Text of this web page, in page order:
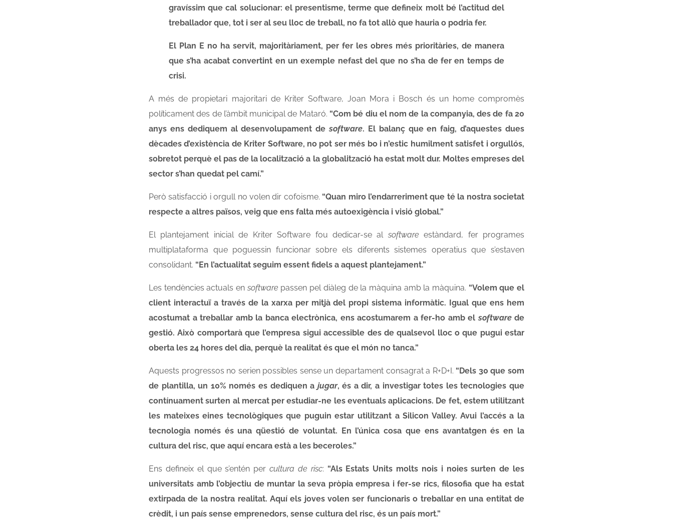
gravíssim que cal solucionar: el presentisme, terme que defineix molt bé l’actitud del
treballador que, tot i ser al seu lloc de treball, no fa tot allò que hauria o podria fer.
El Plan E no ha servit, majoritàriament, per fer les obres més prioritàries, de manera
que s’ha acabat convertint en un exemple nefast del que no s’ha de fer en temps de
crisi.
A més de propietari majoritari de Kriter Software, Joan Mora i Bosch és un home compromès
políticament des de l’àmbit municipal de Mataró. “Com bé diu el nom de la companyia, des de fa 20
anys ens dediquem al desenvolupament desoftware. El balanç que en faig, d’aquestes dues
dècades d’existència de Kriter Software, no pot ser més bo i n’estic humilment satisfet i orgullós,
sobretot perquè el pas de la localització a la globalització ha estat molt dur. Moltes empreses del
sector s’han quedat pel camí.”
Però satisfacció i orgull no volen dir cofoisme. “Quan miro l’endarreriment que té la nostra societat
respecte a altres països, veig que ens falta més autoexigència i visió global.”
El plantejament inicial de Kriter Software fou dedicar-se al software estàndard, fer programes
multiplataforma que poguessin funcionar sobre els diferents sistemes operatius que s’estaven
consolidant. “En l’actualitat seguim essent fidels a aquest plantejament.”
Les tendències actuals en software passen pel diàleg de la màquina amb la màquina. “Volem que el
client interactuï a través de la xarxa per mitjà del propi sistema informàtic. Igual que ens hem
acostumat a treballar amb la banca electrònica, ens acostumarem a fer-ho amb elsoftwarede
gestió. Això comportarà que l’empresa sigui accessible des de qualsevol lloc o que pugui estar
oberta les 24 hores del dia, perquè la realitat és que el món no tanca.”
Aquests progressos no serien possibles sense un departament consagrat a R+D+I. “Dels 30 que som
de plantilla, un 10% només es dediquen a jugar, és a dir, a investigar totes les tecnologies que
contínuament surten al mercat per estudiar-ne les eventuals aplicacions. De fet, estem utilitzant
les mateixes eines tecnològiques que puguin estar utilitzant a Silicon Valley. Avui l’accés a la
tecnologia només és una qüestió de voluntat. En l’única cosa que ens avantatgen és en la
cultura del risc, que aquí encara està a les beceroles.”
Ens defineix el que s’entén per cultura de risc: “Als Estats Units molts nois i noies surten de les
universitats amb l’objectiu de muntar la seva pròpia empresa i fer-se rics, filosofia que ha estat
extirpada de la nostra realitat. Aquí els joves volen ser funcionaris o treballar en una entitat de
crèdit, i un país sense emprenedors, sense cultura del risc, és un país mort.”